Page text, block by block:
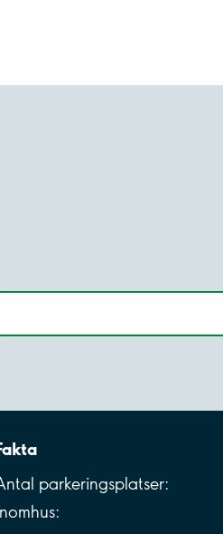
parkeringsplatser: